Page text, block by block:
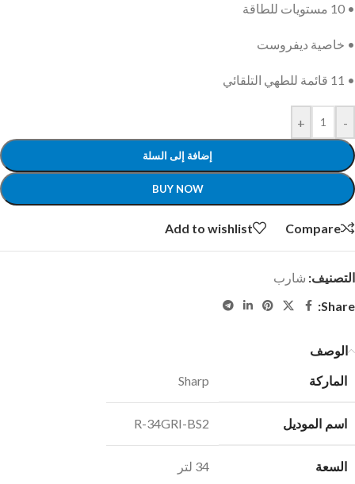
• 10 مستويات للطاقة
• خاصية ديفروست
• 11 قائمة للطهي التلقائي
-
+
إضافة إلى السلة
BUY NOW
Compare
Add to wishlist
التصنيف: شارب
Share:
الوصف
الماركة Sharp
اسم الموديل R-34GRI-BS2
السعة 34 لتر